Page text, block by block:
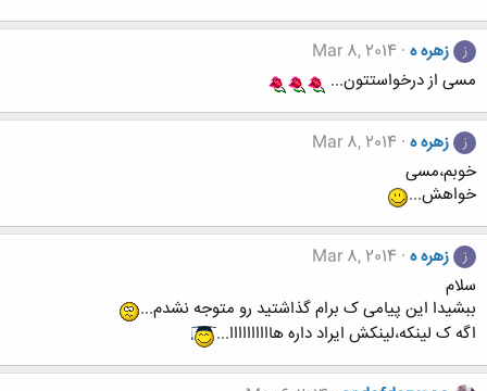
ز زهره ه Mar 8, 2014
مسی از درخواستتون...
ز زهره ه Mar 8, 2014
خوبم،مسی
خواهش...
ز زهره ه Mar 8, 2014
سلام
ببشیدا این پیامی ک برام گذاشتید رو متوجه نشدم...
اگه ک لینکه،لینکش ایراد داره هاااااااااا...